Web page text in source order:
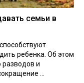
семьи в
ребенка. Об этом
разводов и
...